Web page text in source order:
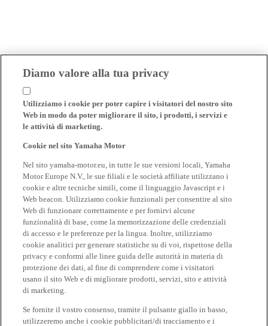
Diamo valore alla tua privacy
Utilizziamo i cookie per poter capire i visitatori del nostro sito
Web in modo da poter migliorare il sito, i prodotti, i servizi e
le attività di marketing.
Cookie nel sito Yamaha Motor
Nel sito yamaha-motor.eu, in tutte le sue versioni locali, Yamaha
Motor Europe N.V., le sue filiali e le società affiliate utilizzano i
cookie e altre tecniche simili, come il linguaggio Javascript e i
Web beacon. Utilizziamo cookie funzionali per consentire al sito
Web di funzionare correttamente e per fornirvi alcune
funzionalità di base, come la memorizzazione delle credenziali
di accesso e le preferenze per la lingua. Inoltre, utilizziamo
cookie analitici per generare statistiche su di voi, rispettose della
privacy e conformi alle linee guida delle autorità in materia di
protezione dei dati, al fine di comprendere come i visitatori
usano il sito Web e di migliorare prodotti, servizi, sito e attività
di marketing.
Se fornite il vostro consenso, tramite il pulsante giallo in basso,
utilizzeremo anche i cookie pubblicitari/di tracciamento e i